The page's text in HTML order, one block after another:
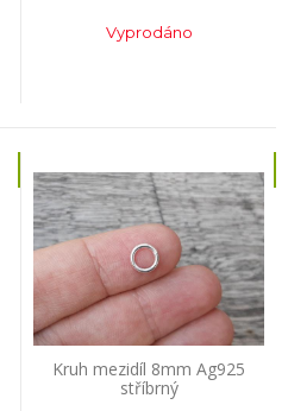
Vyprodáno
Kruh mezidíl 8mm Ag925
stříbrný